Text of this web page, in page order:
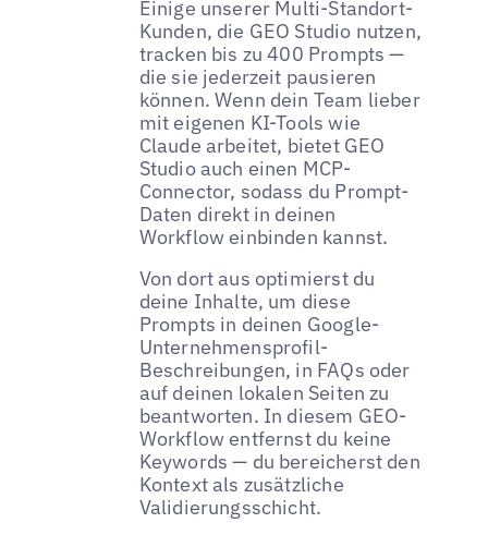
Einige unserer Multi-Standort-
Kunden, die GEO Studio nutzen,
tracken bis zu 400 Prompts —
die sie jederzeit pausieren
können. Wenn dein Team lieber
mit eigenen KI-Tools wie
Claude arbeitet, bietet GEO
Studio auch einen MCP-
Connector, sodass du Prompt-
Daten direkt in deinen
Workflow einbinden kannst.
Von dort aus optimierst du
deine Inhalte, um diese
Prompts in deinen Google-
Unternehmensprofil-
Beschreibungen, in FAQs oder
auf deinen lokalen Seiten zu
beantworten. In diesem GEO-
Workflow entfernst du keine
Keywords — du bereicherst den
Kontext als zusätzliche
Validierungsschicht.